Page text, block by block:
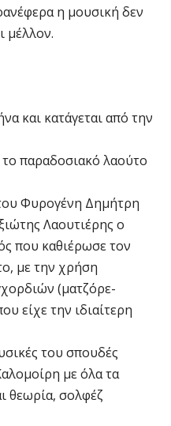
η μουσική δεν
μέλλον.
και κατάγεται από την
παραδοσιακό λαούτο
Φυρογένη Δημήτρη
Λαουτιέρης ο
που καθιέρωσε τον
με την χρήση
(ματζόρε-
είχε την ιδιαίτερη
του σπουδές
με όλα τα
θεωρία, σολφέζ